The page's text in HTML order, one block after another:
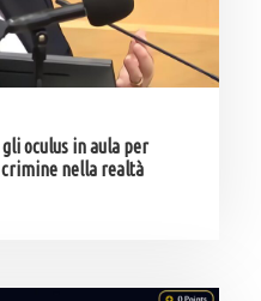
oculus in aula per
nella realtà